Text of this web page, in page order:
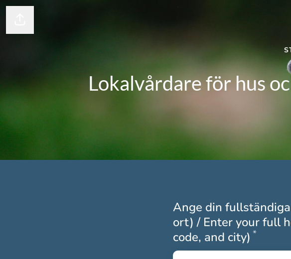
Lokalvårdare för hus
Ange din
ort) / Enter your full
code, and city) *